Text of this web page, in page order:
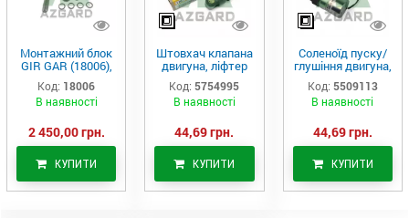
Монтажний блок
GIR GAR (18006),
Аналог
Код: 18006
В наявності
2 450,00 грн.
КУПИТИ
Штовхач клапана
двигуна, ліфтер
(575-4995)
Код: 5754995
В наявності
44,69 грн.
КУПИТИ
Соленоїд пуску/
глушіння двигуна,
актуатор (550-
9113)
Код: 5509113
В наявності
44,69 грн.
КУПИТИ